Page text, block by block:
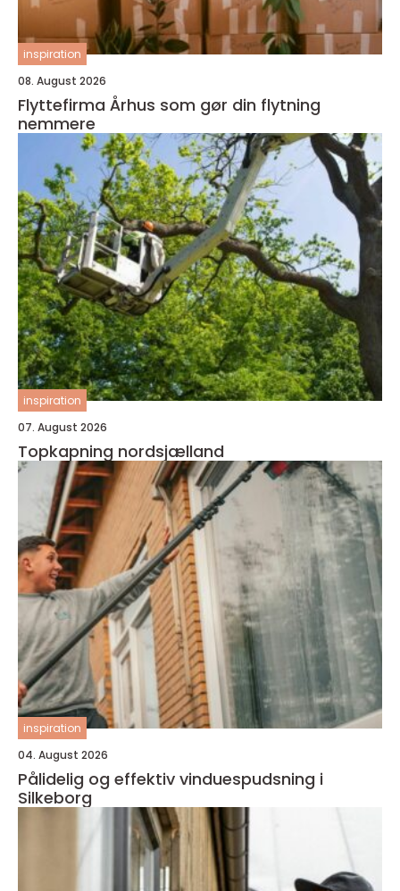
inspiration
08. August 2026
Flyttefirma Århus som gør din flytning
nemmere
inspiration
07. August 2026
Topkapning nordsjælland
inspiration
04. August 2026
Pålidelig og effektiv vinduespudsning i
Silkeborg